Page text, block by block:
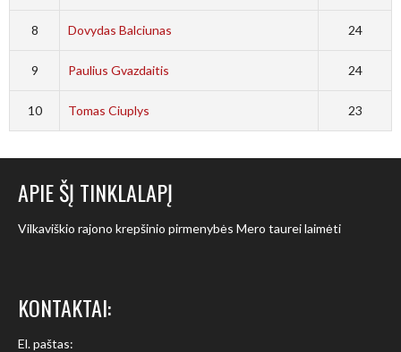
8 Dovydas Balciunas 24
9 Paulius Gvazdaitis 24
10 Tomas Ciuplys 23
APIE ŠĮ TINKLALAPĮ
Vilkaviškio rajono krepšinio pirmenybės Mero taurei laimėti
KONTAKTAI:
El. paštas: